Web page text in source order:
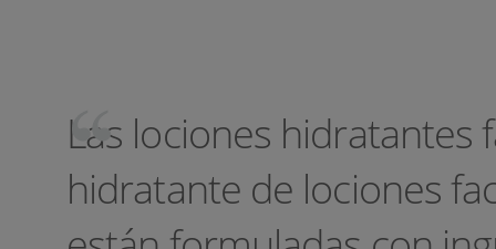
Las lociones hidratantes
hidratante de lociones